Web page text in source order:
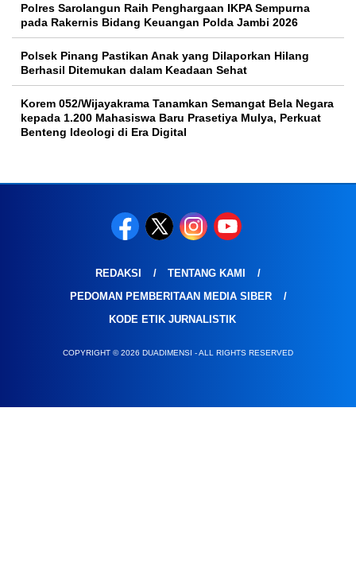
Polres Sarolangun Raih Penghargaan IKPA Sempurna
pada Rakernis Bidang Keuangan Polda Jambi 2026
Polsek Pinang Pastikan Anak yang Dilaporkan Hilang
Berhasil Ditemukan dalam Keadaan Sehat
Korem 052/Wijayakrama Tanamkan Semangat Bela Negara
kepada 1.200 Mahasiswa Baru Prasetiya Mulya, Perkuat
Benteng Ideologi di Era Digital
REDAKSI
TENTANG KAMI
PEDOMAN PEMBERITAAN MEDIA SIBER
KODE ETIK JURNALISTIK
COPYRIGHT © 2026 DUADIMENSI - ALL RIGHTS RESERVED